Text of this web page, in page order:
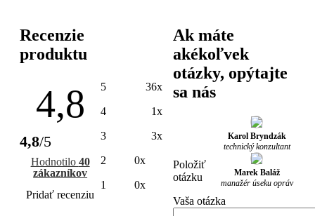
Recenzie
produktu
4,8
4,8/5
Hodnotilo 40
zákazníkov
Pridať recenziu
5 36x
4 1x
3 3x
2 0x
1 0x
Ak máte
akékoľvek
otázky, opýtajte
sa nás
Karol Bryndzák
technický konzultant
Marek Baláž
manažér úseku opráv
Položiť
otázku
Vaša otázka